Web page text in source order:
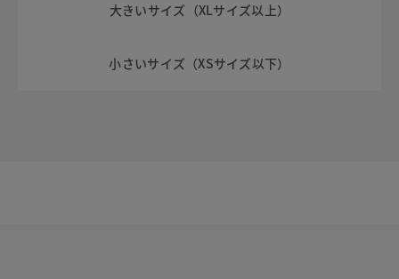
大きいサイズ（XLサイズ以上）
小さいサイズ（XSサイズ以下）